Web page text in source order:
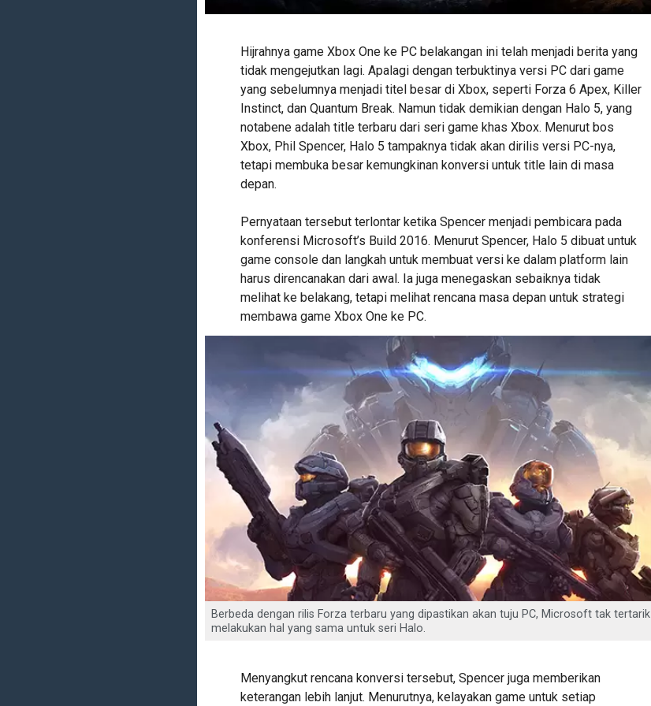
Hijrahnya game Xbox One ke PC belakangan ini telah menjadi berita yang
tidak mengejutkan lagi. Apalagi dengan terbuktinya versi PC dari game
yang sebelumnya menjadi titel besar di Xbox, seperti Forza 6 Apex, Killer
Instinct, dan Quantum Break. Namun tidak demikian dengan Halo 5, yang
notabene adalah title terbaru dari seri game khas Xbox. Menurut bos
Xbox, Phil Spencer, Halo 5 tampaknya tidak akan dirilis versi PC-nya,
tetapi membuka besar kemungkinan konversi untuk title lain di masa
depan.
Pernyataan tersebut terlontar ketika Spencer menjadi pembicara pada
konferensi Microsoft’s Build 2016. Menurut Spencer, Halo 5 dibuat untuk
game console dan langkah untuk membuat versi ke dalam platform lain
harus direncanakan dari awal. Ia juga menegaskan sebaiknya tidak
melihat ke belakang, tetapi melihat rencana masa depan untuk strategi
membawa game Xbox One ke PC.
Berbeda dengan rilis Forza terbaru yang dipastikan akan tuju PC, Microsoft tak tertarik
melakukan hal yang sama untuk seri Halo.
Menyangkut rencana konversi tersebut, Spencer juga memberikan
keterangan lebih lanjut. Menurutnya, kelayakan game untuk setiap